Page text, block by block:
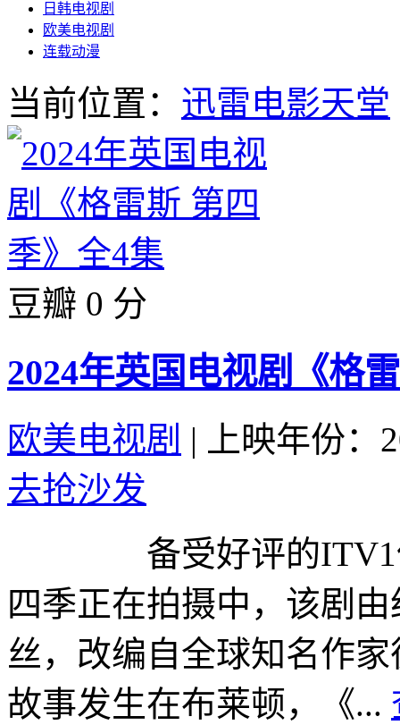
日韩电视剧
欧美电视剧
连载动漫
当前位置： 迅雷电影天堂
豆瓣 0 分
2024年英国电视剧《格
欧美电视剧 |
上映年份：
去抢沙发
备受好评的ITV1侦
四季正在拍摄中，该剧
丝，改编自全球知名
故事发生在布莱顿，《...